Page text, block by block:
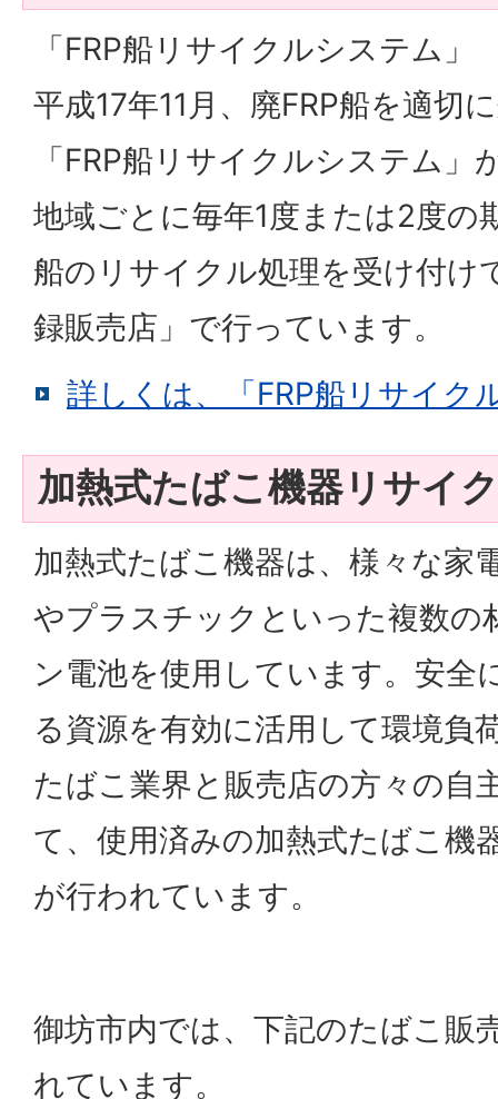
「FRP船リサイクルシステム」
平成17年11月、廃FRP船を適切
「FRP船リサイクルシステム
地域ごとに毎年1度または2度の
船のリサイクル処理を受け付け
録販売店」で行っています。
詳しくは、「FRP船リサイク
加熱式たばこ機器リサイ
加熱式たばこ機器は、様々な家
やプラスチックといった複数の
ン電池を使用しています。安全
る資源を有効に活用して環境負
たばこ業界と販売店の方々の自
て、使用済みの加熱式たばこ機
が行われています。
御坊市内では、下記のたばこ販
れています。